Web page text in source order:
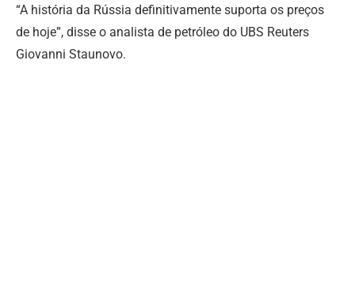
“A história da Rússia definitivamente suporta os preços
de hoje”, disse o analista de petróleo do UBS Reuters
Giovanni Staunovo.